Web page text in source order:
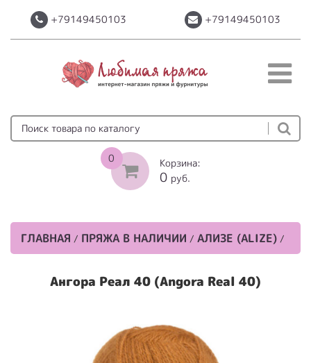
+79149450103 +79149450103
0 Корзина:
0 руб.
ГЛАВНАЯ / ПРЯЖА В НАЛИЧИИ / АЛИЗЕ (ALIZE) /
Ангора Реал 40 (Angora Real 40)